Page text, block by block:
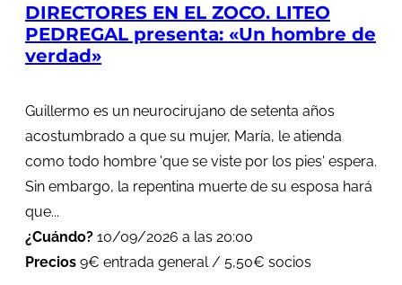
DIRECTORES EN EL ZOCO. LITEO
PEDREGAL presenta: «Un hombre de
verdad»
Guillermo es un neurocirujano de setenta años
acostumbrado a que su mujer, María, le atienda
como todo hombre 'que se viste por los pies' espera.
Sin embargo, la repentina muerte de su esposa hará
que...
¿Cuándo? 10/09/2026 a las 20:00
Precios 9€ entrada general / 5,50€ socios